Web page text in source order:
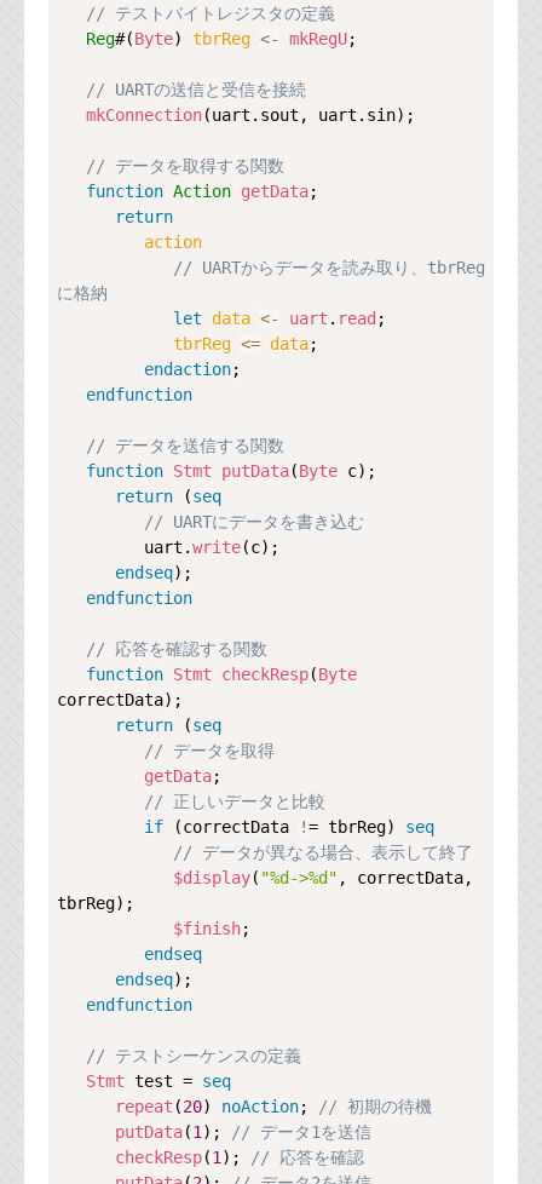
// テストバイトレジスタの定義
Reg#(Byte) tbrReg <- mkRegU;
// UARTの送信と受信を接続
mkConnection(uart.sout, uart.sin);
// データを取得する関数
function Action getData;
return
action
// UARTからデータを読み取り、tbrReg
に格納
let data <- uart . read ;
tbrReg <= data;
endaction;
endfunction
// データを送信する関数
function Stmt putData(Byte c);
return (seq
// UARTにデータを書き込む
         uart.
write(c);
endseq);
endfunction
// 応答を確認する関数
function Stmt checkResp(Byte
correctData);
return (seq
// データを取得
getData;
// 正しいデータと比較
if (correctData != tbrReg) seq
// データが異なる場合、表示して終了
$display( "%d->%d" , correctData,
tbrReg);
$finish;
endseq
endseq);
endfunction
// テストシーケンスの定義
Stmt test = seq
repeat (20) noAction;
// 初期の待機
putData(1 );
// データ1を送信
checkResp(1 );
// 応答を確認